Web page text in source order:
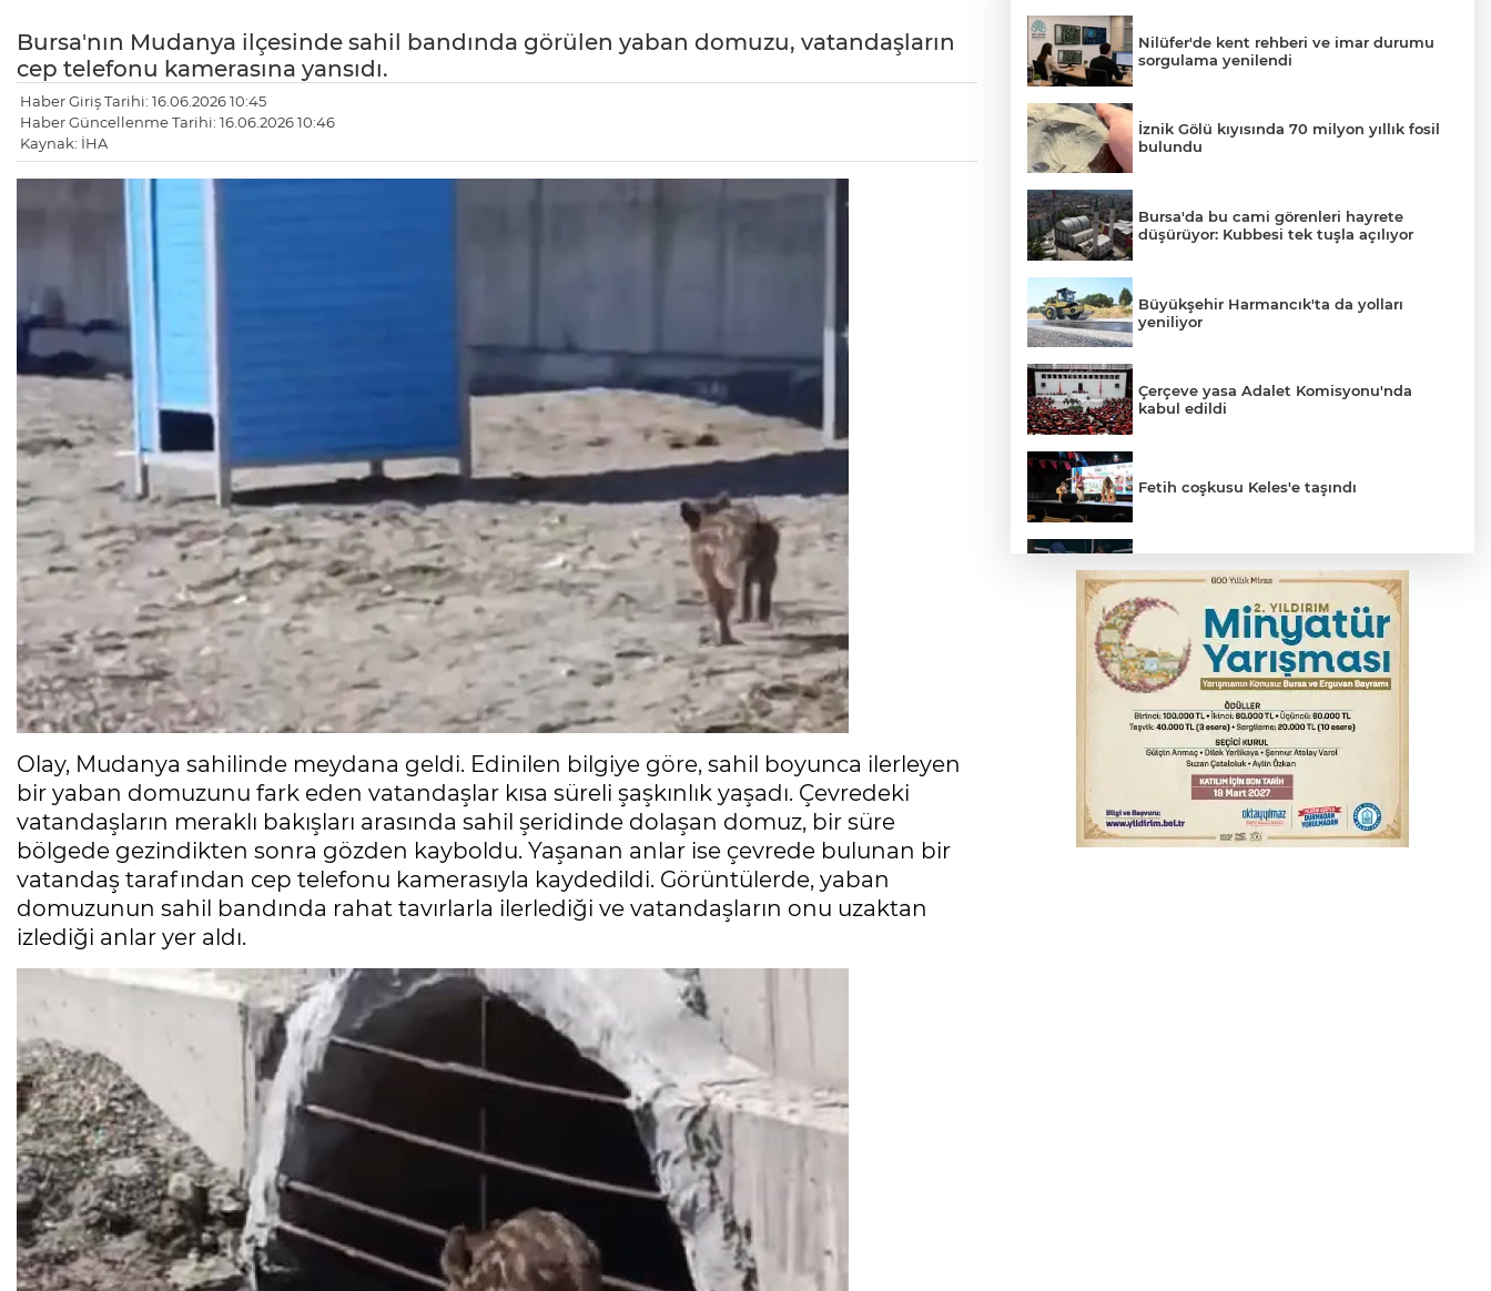
Bursa'nın Mudanya ilçesinde sahil bandında görülen yaban domuzu, vatandaşların
cep telefonu kamerasına yansıdı.
Haber Giriş Tarihi: 16.06.2026 10:45
Haber Güncellenme Tarihi: 16.06.2026 10:46
Kaynak: İHA
Olay, Mudanya sahilinde meydana geldi. Edinilen bilgiye göre, sahil boyunca ilerleyen
bir yaban domuzunu fark eden vatandaşlar kısa süreli şaşkınlık yaşadı. Çevredeki
vatandaşların meraklı bakışları arasında sahil şeridinde dolaşan domuz, bir süre
bölgede gezindikten sonra gözden kayboldu. Yaşanan anlar ise çevrede bulunan bir
vatandaş tarafından cep telefonu kamerasıyla kaydedildi. Görüntülerde, yaban
domuzunun sahil bandında rahat tavırlarla ilerlediği ve vatandaşların onu uzaktan
izlediği anlar yer aldı.
Nilüfer'de kent rehberi ve imar durumu
sorgulama yenilendi
İznik Gölü kıyısında 70 milyon yıllık fosil
bulundu
Bursa'da bu cami görenleri hayrete
düşürüyor: Kubbesi tek tuşla açılıyor
Büyükşehir Harmancık'ta da yolları
yeniliyor
Çerçeve yasa Adalet Komisyonu'nda
kabul edildi
Fetih coşkusu Keles'e taşındı
kişi tutuklandı
İnegöl’de yangın paniği! Apartmana
sıçrayan alevler söndürüldü
Elektrik akımına kapılan işçi hayatını
kaybetti
Serbest piyasada döviz fiyatları